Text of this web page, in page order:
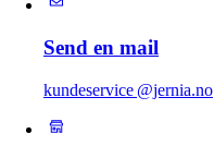
Send en mail
kundeservice @jernia.no